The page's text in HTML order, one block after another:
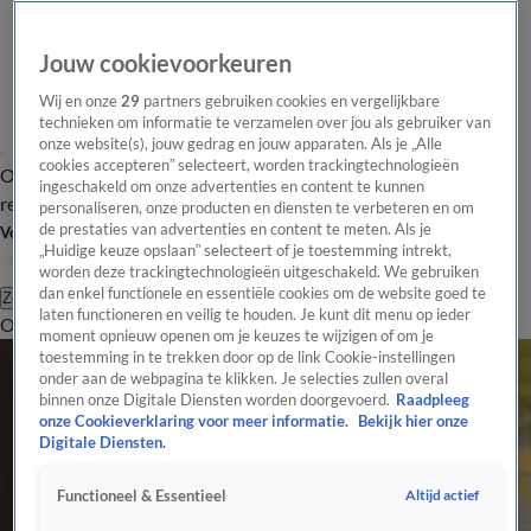
Overzicht Laatste nieuws Regionieuws Het beste van Hart
Tip de
redactie
Volg Hart van Nederland
Zoeken
OverzichtRegioUitzendingenWeerTip de redactiePanelVideo's
Jouw cookievoorkeuren
Wij en onze29 partners gebruiken cookies en vergelijkbare
technieken om informatie te verzamelen over jou als gebruiker van
onze website(s), jouw gedrag en jouw apparaten. Als je „Alle
cookies accepteren” selecteert, worden trackingtechnologieën
ingeschakeld om onze advertenties en content te kunnen
personaliseren, onze producten en diensten te verbeteren en om
de prestaties van advertenties en content te meten. Als je
„Huidige keuze opslaan” selecteert of je toestemming intrekt,
worden deze trackingtechnologieën uitgeschakeld. We gebruiken
dan enkel functionele en essentiële cookies om de website goed te
laten functioneren en veilig te houden. Je kunt dit menu op ieder
moment opnieuw openen om je keuzes te wijzigen of om je
toestemming in te trekken door op de link Cookie-instellingen
onder aan de webpagina te klikken. Je selecties zullen overal
binnen onze Digitale Diensten worden doorgevoerd. Raadpleeg
onze Cookieverklaring voor meer informatie.
Bekijk hier onze
Digitale Diensten.
Functioneel & Essentieel Altijd actief